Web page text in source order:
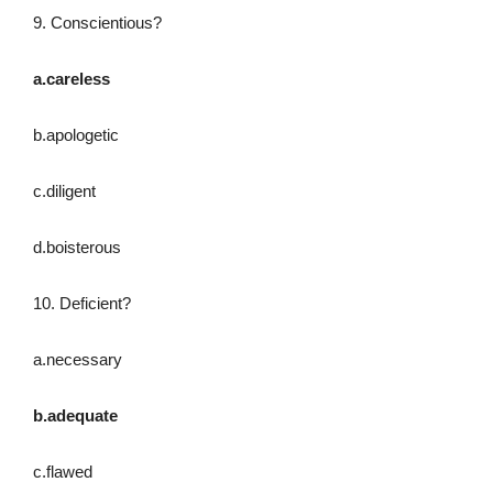
9. Conscientious?
a.careless
b.apologetic
c.diligent
d.boisterous
10. Deficient?
a.necessary
b.adequate
c.flawed